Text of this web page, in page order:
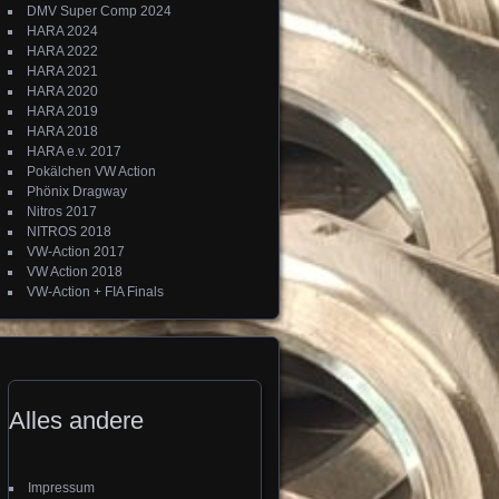
DMV Super Comp 2024
HARA 2024
HARA 2022
HARA 2021
HARA 2020
HARA 2019
HARA 2018
HARA e.v. 2017
Pokälchen VW Action
Phönix Dragway
Nitros 2017
NITROS 2018
VW-Action 2017
VW Action 2018
VW-Action + FIA Finals
Alles andere
Impressum